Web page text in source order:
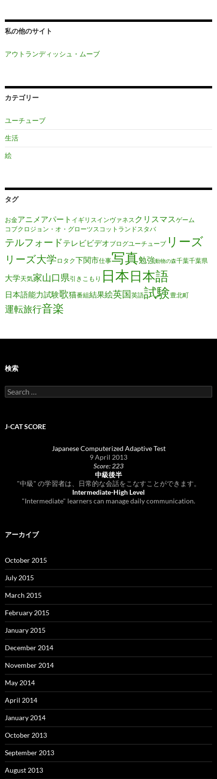
私の他のサイト
アウトランディッシュ・ムーブ
カテゴリー
ユーチューブ
生活
絵
タグ
お金アニメ アパート イギリスインヴァネス クリスマスゲーム
コブクロジョン・オ・グローツスコットランドスタバ
テルフォードテレビビデオブログユーチューブ リーズ
リーズ大学ロタク下関市仕事写真勉強動物の森千葉千葉県
大学天気家山口県引きこもり 日本日本語
日本語能力試験歌猫番組結果絵英国英語試験豊北町
運転旅行音楽
検索
Search
for:
J-CAT SCORE
Japanese Computerized Adaptive Test
9 April 2013
Score: 223
中級後半
"中級" の学習者は、日常的な会話をこなすことができます。
Intermediate-High Level
"Intermediate" learners can manage daily communication.
アーカイブ
October 2015
July 2015
March 2015
February 2015
January 2015
December 2014
November 2014
May 2014
April 2014
January 2014
October 2013
September 2013
August 2013